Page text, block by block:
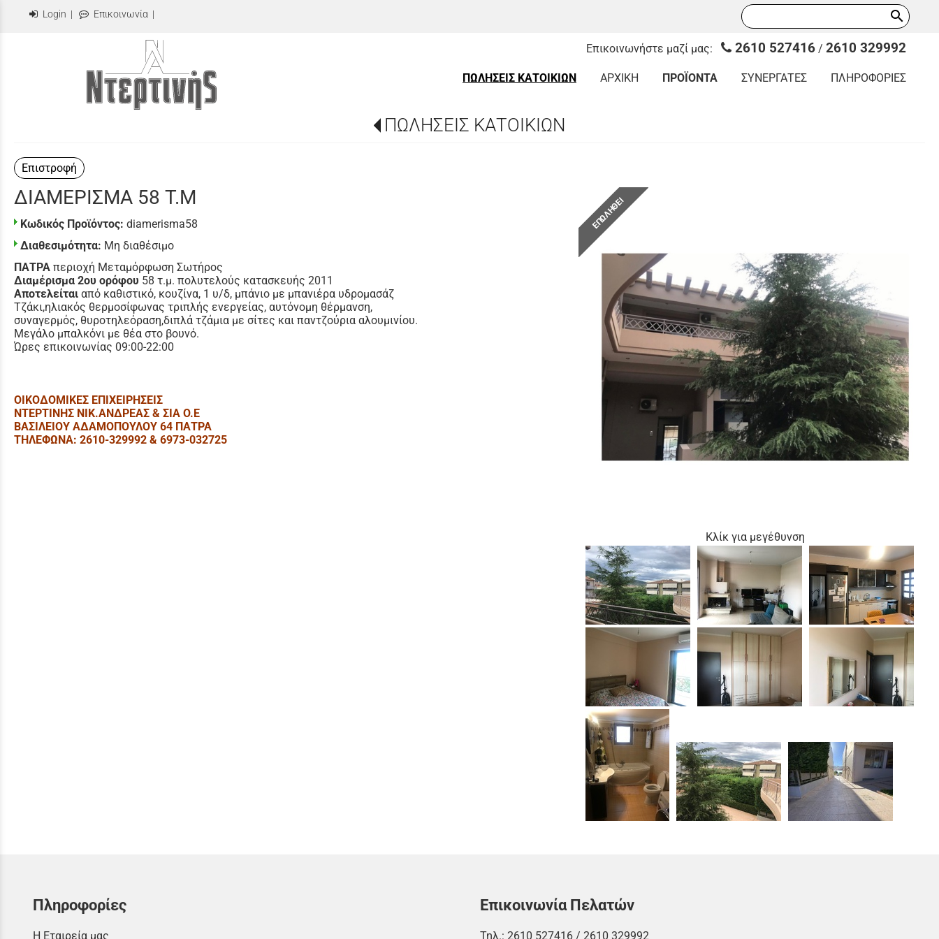
Login | Επικοινωνία | search
Επικοινωνήστε μαζί μας: 2610 527416 / 2610 329992
ΠΩΛΗΣΕΙΣ ΚΑΤΟΙΚΙΩΝ ΑΡΧΙΚΗ ΠΡΟΪΟΝΤΑ ΣΥΝΕΡΓΑΤΕΣ ΠΛΗΡΟΦΟΡΙΕΣ
ΠΩΛΗΣΕΙΣ ΚΑΤΟΙΚΙΩΝ
Επιστροφή
Κλίκ για μεγέθυνση
ΕΠΩΛΗΘΕΙ
ΔΙΑΜΕΡΙΣΜΑ 58 Τ.Μ
Κωδικός Προϊόντος: diamerisma58
Διαθεσιμότητα: Μη διαθέσιμο
ΠΑΤΡΑ περιοχή Μεταμόρφωση Σωτήρος
Διαμέρισμα 2ου ορόφου 58 τ.μ. πολυτελούς κατασκευής 2011
Αποτελείται από καθιστικό, κουζίνα, 1 υ/δ, μπάνιο με μπανιέρα υδρομασάζ
Τζάκι,ηλιακός θερμοσίφωνας τριπλής ενεργείας, αυτόνομη θέρμανση,
συναγερμός, θυροτηλεόραση,διπλά τζάμια με σίτες και παντζούρια αλουμινίου.
Μεγάλο μπαλκόνι με θέα στο βουνό.
Ώρες επικοινωνίας 09:00-22:00
ΟΙΚΟΔΟΜΙΚΕΣ ΕΠΙΧΕΙΡΗΣΕΙΣ
ΝΤΕΡΤΙΝΗΣ ΝΙΚ.ΑΝΔΡΕΑΣ & ΣΙΑ Ο.Ε
ΒΑΣΙΛΕΙΟΥ ΑΔΑΜΟΠΟΥΛΟΥ 64 ΠΑΤΡΑ
ΤΗΛΕΦΩΝΑ: 2610-329992 & 6973-032725
Πληροφορίες
Η Εταιρεία μας
Επικοινωνία Πελατών
Τηλ.: 2610 527416 / 2610 329992